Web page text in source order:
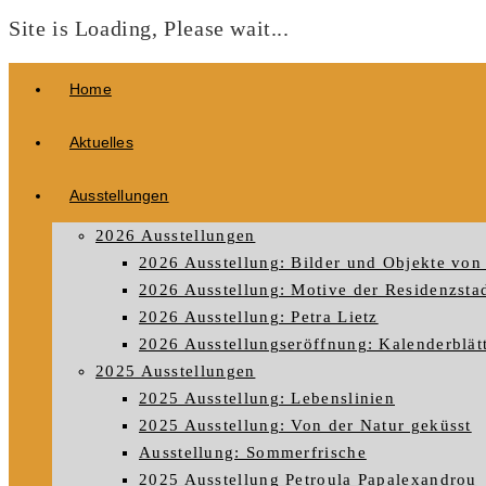
Site is Loading, Please wait...
Home
Aktuelles
Ausstellungen
2026 Ausstellungen
2026 Ausstellung: Bilder und Objekte
2026 Ausstellung: Motive der
2026 Ausstellung: Petra Lietz
2026 Ausstellungseröffnung:
2025 Ausstellungen
2025 Ausstellung: Lebenslinien
2025 Ausstellung: Von der Natur geküsst
Ausstellung: Sommerfrische
2025 Ausstellung Petroula Papalexandrou